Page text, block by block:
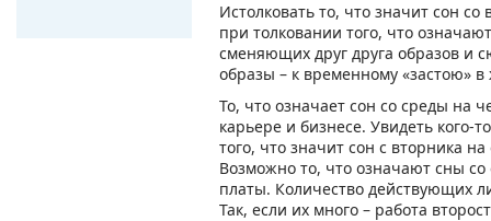
Истолковать то, что значит сон
при толковании того, что
сменяющих друг друга образов и
образы – к временному «застою»
То, что означает сон со среды на
карьере и бизнесе. Увидеть кого-
того, что значит сон с вторника
Возможно то, что означают сны со
платы. Количество действующих
Так, если их много – работа